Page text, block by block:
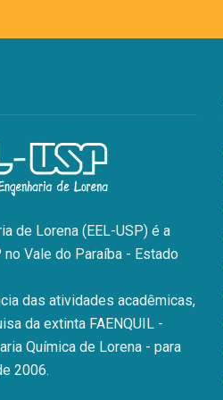
de Lorena (EEL-USP) é a
no Vale do Paraíba - Estado
das atividades acadêmicas,
da extinta FAENQUIL -
Química de Lorena - para
2006.